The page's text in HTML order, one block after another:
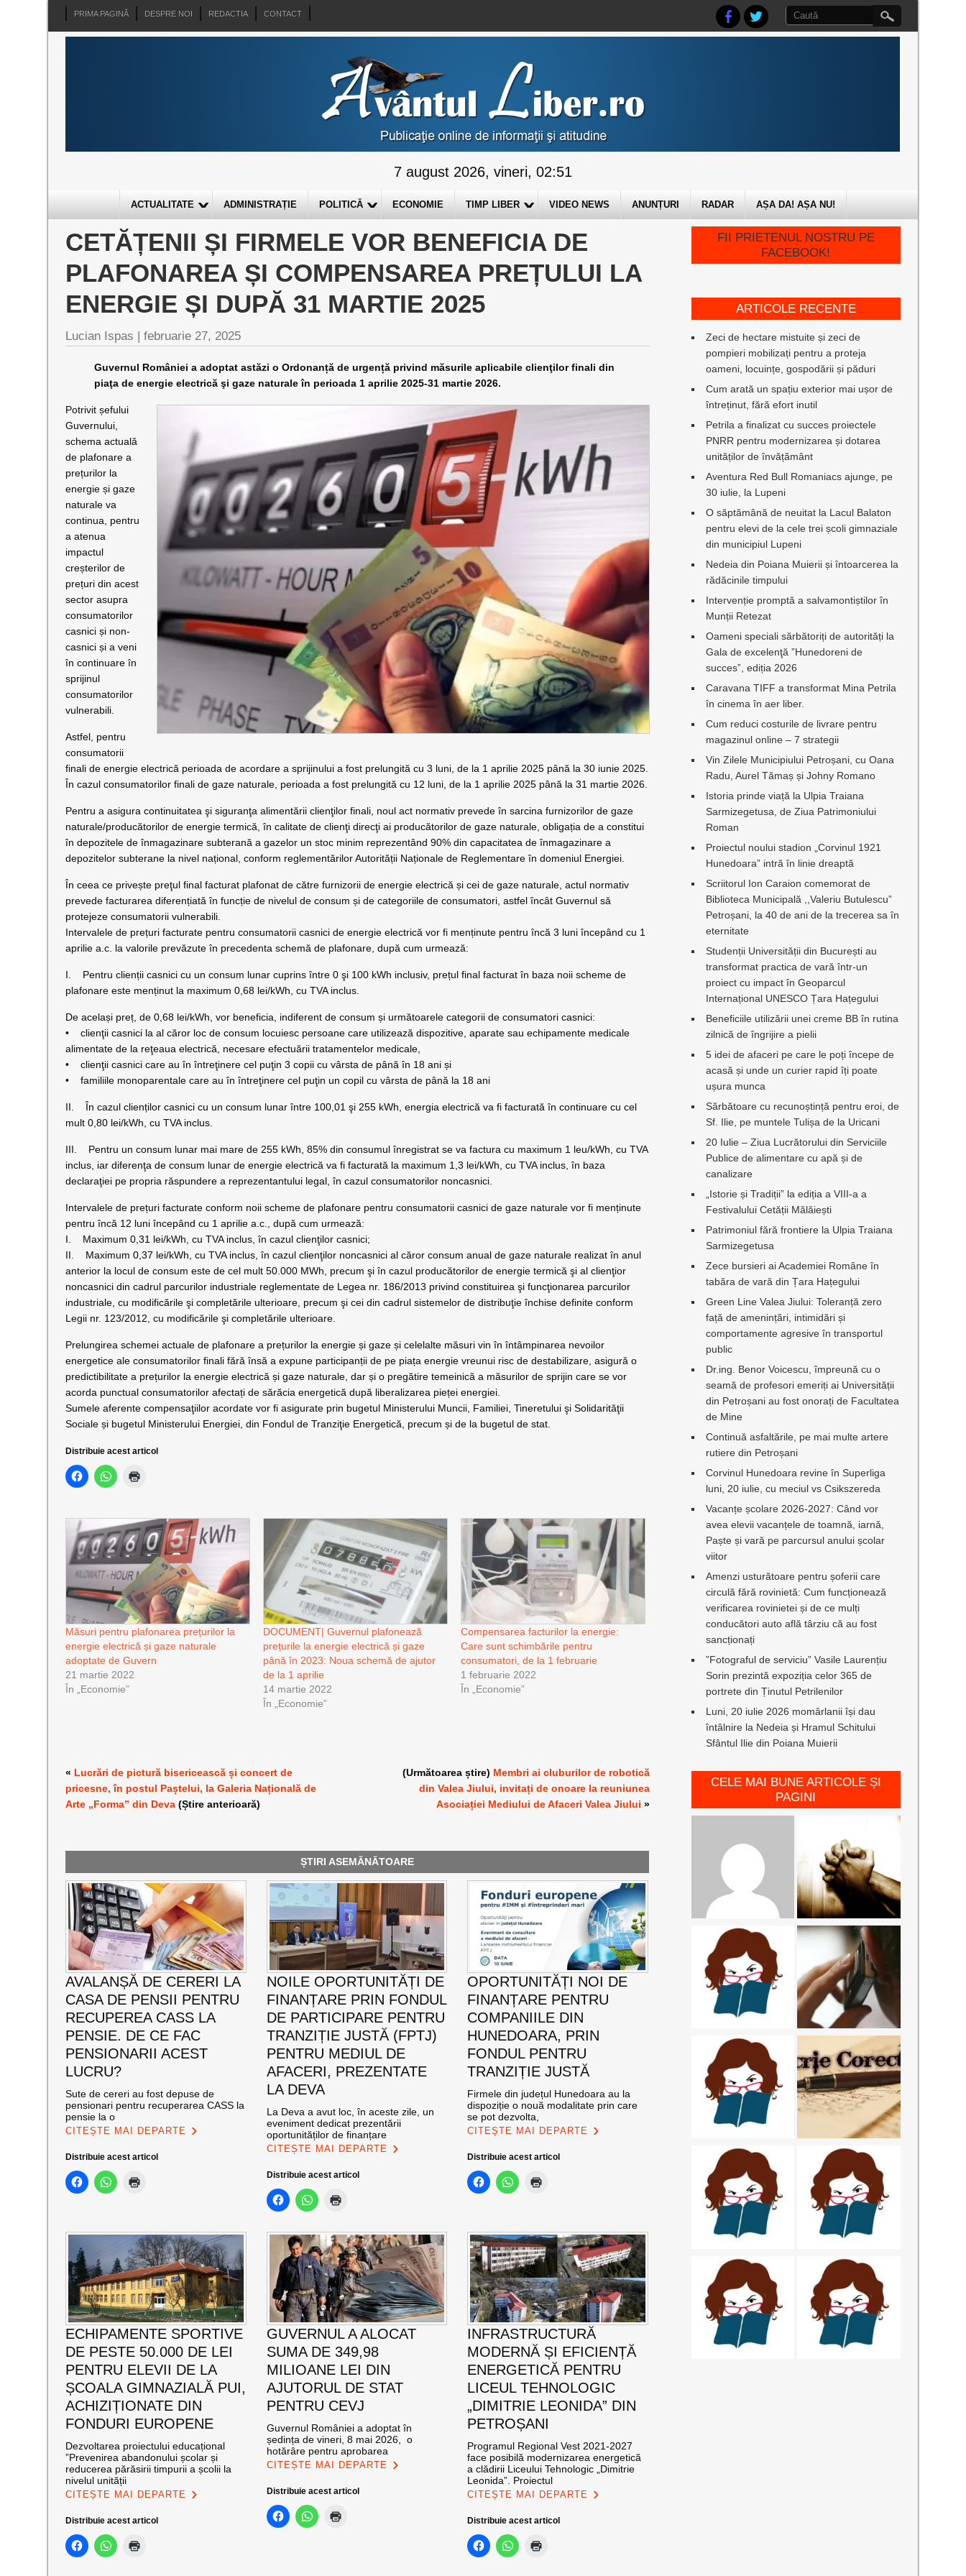
PRIMA PAGINĂ DESPRE NOI REDACTIA CONTACT
7 august 2026, vineri, 02:51
ACTUALITATE ADMINISTRAȚIE POLITICĂ ECONOMIE TIMP LIBER VIDEO NEWS ANUNȚURI RADAR AȘA DA! AȘA NU!
CETĂȚENII ȘI FIRMELE VOR BENEFICIA DE
PLAFONAREA ȘI COMPENSAREA PREȚULUI LA
ENERGIE ȘI DUPĂ 31 MARTIE 2025
Lucian Ispas |februarie 27, 2025
Guvernul României a adoptat astăzi o Ordonanță de urgență privind măsurile aplicabile clienţilor finali din
piaţa de energie electrică şi gaze naturale în perioada 1 aprilie 2025-31 martie 2026.
Potrivit șefului
Guvernului,
schema actuală
de plafonare a
prețurilor la
energie și gaze
naturale va
continua, pentru
a atenua
impactul
creșterilor de
prețuri din acest
sector asupra
consumatorilor
casnici și non-
casnici și a veni
în continuare în
sprijinul
consumatorilor
vulnerabili.
Astfel, pentru
consumatorii
finali de energie electrică perioada de acordare a sprijinului a fost prelungită cu 3 luni, de la 1 aprilie 2025 până la 30 iunie 2025.
În cazul consumatorilor finali de gaze naturale, perioada a fost prelungită cu 12 luni, de la 1 aprilie 2025 până la 31 martie 2026.
Pentru a asigura continuitatea şi siguranţa alimentării clienţilor finali, noul act normativ prevede în sarcina furnizorilor de gaze
naturale/producătorilor de energie termică, în calitate de clienţi direcţi ai producătorilor de gaze naturale, obligația de a constitui
în depozitele de înmagazinare subterană a gazelor un stoc minim reprezentând 90% din capacitatea de înmagazinare a
depozitelor subterane la nivel național, conform reglementărilor Autorității Naționale de Reglementare în domeniul Energiei.
În ceea ce privește preţul final facturat plafonat de către furnizorii de energie electrică și cei de gaze naturale, actul normativ
prevede facturarea diferențiată în funcție de nivelul de consum și de categoriile de consumatori, astfel încât Guvernul să
protejeze consumatorii vulnerabili.
Intervalele de prețuri facturate pentru consumatorii casnici de energie electrică vor fi menținute pentru încă 3 luni începând cu 1
aprilie a.c. la valorile prevăzute în precedenta schemă de plafonare, după cum urmează:
I. Pentru clienții casnici cu un consum lunar cuprins între 0 şi 100 kWh inclusiv, prețul final facturat în baza noii scheme de
plafonare este menținut la maximum 0,68 lei/kWh, cu TVA inclus.
De același preț, de 0,68 lei/kWh, vor beneficia, indiferent de consum și următoarele categorii de consumatori casnici:
• clienţii casnici la al căror loc de consum locuiesc persoane care utilizează dispozitive, aparate sau echipamente medicale
alimentate de la reţeaua electrică, necesare efectuării tratamentelor medicale,
• clienţii casnici care au în întreţinere cel puţin 3 copii cu vârsta de până în 18 ani și
• familiile monoparentale care au în întreţinere cel puţin un copil cu vârsta de până la 18 ani
II. În cazul clienților casnici cu un consum lunar între 100,01 şi 255 kWh, energia electrică va fi facturată în continuare cu cel
mult 0,80 lei/kWh, cu TVA inclus.
III. Pentru un consum lunar mai mare de 255 kWh, 85% din consumul înregistrat se va factura cu maximum 1 leu/kWh, cu TVA
inclus, iar diferenţa de consum lunar de energie electrică va fi facturată la maximum 1,3 lei/kWh, cu TVA inclus, în baza
declaraţiei pe propria răspundere a reprezentantului legal, în cazul consumatorilor noncasnici.
Intervalele de prețuri facturate conform noii scheme de plafonare pentru consumatorii casnici de gaze naturale vor fi menținute
pentru încă 12 luni începând cu 1 aprilie a.c., după cum urmează:
I. Maximum 0,31 lei/kWh, cu TVA inclus, în cazul clienţilor casnici;
II. Maximum 0,37 lei/kWh, cu TVA inclus, în cazul clienţilor noncasnici al căror consum anual de gaze naturale realizat în anul
anterior la locul de consum este de cel mult 50.000 MWh, precum şi în cazul producătorilor de energie termică şi al clienţior
noncasnici din cadrul parcurilor industriale reglementate de Legea nr. 186/2013 privind constituirea şi funcţionarea parcurilor
industriale, cu modificările şi completările ulterioare, precum şi cei din cadrul sistemelor de distribuţie închise definite conform
Legii nr. 123/2012, cu modificările şi completările ulterioare.
Prelungirea schemei actuale de plafonare a prețurilor la energie și gaze și celelalte măsuri vin în întâmpinarea nevoilor
energetice ale consumatorilor finali fără însă a expune participanții de pe piața energie vreunui risc de destabilizare, asigură o
predictibilitate a prețurilor la energie electrică și gaze naturale, dar și o pregătire temeinică a măsurilor de sprijin care se vor
acorda punctual consumatorilor afectați de sărăcia energetică după liberalizarea pieței energiei.
Sumele aferente compensaţiilor acordate vor fi asigurate prin bugetul Ministerului Muncii, Familiei, Tineretului şi Solidarităţii
Sociale și bugetul Ministerului Energiei, din Fondul de Tranziţie Energetică, precum și de la bugetul de stat.
Distribuie acest articol
Măsuri pentru plafonarea prețurilor la
energie electrică și gaze naturale
adoptate de Guvern
21 martie 2022
În „Economie”
DOCUMENT| Guvernul plafonează
prețurile la energie electrică și gaze
până în 2023: Noua schemă de ajutor
de la 1 aprilie
14 martie 2022
În „Economie”
Compensarea facturilor la energie:
Care sunt schimbările pentru
consumatori, de la 1 februarie
1 februarie 2022
În „Economie”
« Lucrări de pictură bisericească și concert de
pricesne, în postul Paștelui, la Galeria Națională de
Arte „Forma” din Deva (Știre anterioară)
(Următoarea știre) Membri ai cluburilor de robotică
din Valea Jiului, invitați de onoare la reuniunea
Asociației Mediului de Afaceri Valea Jiului »
ȘTIRI ASEMĂNĂTOARE
AVALANȘĂ DE CERERI LA
CASA DE PENSII PENTRU
RECUPEREA CASS LA
PENSIE. DE CE FAC
PENSIONARII ACEST
LUCRU?
Sute de cereri au fost depuse de
pensionari pentru recuperarea CASS la
pensie la o
CITEȘTE MAI DEPARTE
Distribuie acest articol
NOILE OPORTUNITĂȚI DE
FINANȚARE PRIN FONDUL
DE PARTICIPARE PENTRU
TRANZIȚIE JUSTĂ (FPTJ)
PENTRU MEDIUL DE
AFACERI, PREZENTATE
LA DEVA
La Deva a avut loc, în aceste zile, un
eveniment dedicat prezentării
oportunităților de finanțare
CITEȘTE MAI DEPARTE
Distribuie acest articol
OPORTUNITĂȚI NOI DE
FINANȚARE PENTRU
COMPANIILE DIN
HUNEDOARA, PRIN
FONDUL PENTRU
TRANZIȚIE JUSTĂ
Firmele din județul Hunedoara au la
dispoziție o nouă modalitate prin care
se pot dezvolta,
CITEȘTE MAI DEPARTE
Distribuie acest articol
ECHIPAMENTE SPORTIVE
DE PESTE 50.000 DE LEI
PENTRU ELEVII DE LA
ȘCOALA GIMNAZIALĂ PUI,
ACHIZIȚIONATE DIN
FONDURI EUROPENE
Dezvoltarea proiectului educațional
”Prevenirea abandonului școlar și
reducerea părăsirii timpurii a școlii la
nivelul unității
CITEȘTE MAI DEPARTE
Distribuie acest articol
GUVERNUL A ALOCAT
SUMA DE 349,98
MILIOANE LEI DIN
AJUTORUL DE STAT
PENTRU CEVJ
Guvernul României a adoptat în
ședința de vineri, 8 mai 2026, o
hotărâre pentru aprobarea
CITEȘTE MAI DEPARTE
Distribuie acest articol
INFRASTRUCTURĂ
MODERNĂ ȘI EFICIENȚĂ
ENERGETICĂ PENTRU
LICEUL TEHNOLOGIC
„DIMITRIE LEONIDA” DIN
PETROȘANI
Programul Regional Vest 2021-2027
face posibilă modernizarea energetică
a clădirii Liceului Tehnologic „Dimitrie
Leonida”. Proiectul
CITEȘTE MAI DEPARTE
Distribuie acest articol
FII PRIETENUL NOSTRU PE
FACEBOOK!
ARTICOLE RECENTE
Zeci de hectare mistuite și zeci de
pompieri mobilizați pentru a proteja
oameni, locuințe, gospodării și păduri
Cum arată un spațiu exterior mai ușor de
întreținut, fără efort inutil
Petrila a finalizat cu succes proiectele
PNRR pentru modernizarea și dotarea
unităților de învățământ
Aventura Red Bull Romaniacs ajunge, pe
30 iulie, la Lupeni
O săptămână de neuitat la Lacul Balaton
pentru elevi de la cele trei școli gimnaziale
din municipiul Lupeni
Nedeia din Poiana Muierii și întoarcerea la
rădăcinile timpului
Intervenție promptă a salvamontiștilor în
Munții Retezat
Oameni speciali sărbătoriți de autorități la
Gala de excelenţă ”Hunedoreni de
succes”, ediția 2026
Caravana TIFF a transformat Mina Petrila
în cinema în aer liber.
Cum reduci costurile de livrare pentru
magazinul online – 7 strategii
Vin Zilele Municipiului Petroșani, cu Oana
Radu, Aurel Tămaș și Johny Romano
Istoria prinde viață la Ulpia Traiana
Sarmizegetusa, de Ziua Patrimoniului
Roman
Proiectul noului stadion „Corvinul 1921
Hunedoara” intră în linie dreaptă
Scriitorul Ion Caraion comemorat de
Biblioteca Municipală ,,Valeriu Butulescu”
Petroșani, la 40 de ani de la trecerea sa în
eternitate
Studenții Universității din București au
transformat practica de vară într-un
proiect cu impact în Geoparcul
Internațional UNESCO Țara Hațegului
Beneficiile utilizării unei creme BB în rutina
zilnică de îngrijire a pielii
5 idei de afaceri pe care le poți începe de
acasă și unde un curier rapid îți poate
ușura munca
Sărbătoare cu recunoștință pentru eroi, de
Sf. Ilie, pe muntele Tulișa de la Uricani
20 Iulie – Ziua Lucrătorului din Serviciile
Publice de alimentare cu apă și de
canalizare
„Istorie și Tradiții” la ediția a VIII-a a
Festivalului Cetății Mălăiești
Patrimoniul fără frontiere la Ulpia Traiana
Sarmizegetusa
Zece bursieri ai Academiei Române în
tabăra de vară din Țara Hațegului
Green Line Valea Jiului: Toleranță zero
față de amenințări, intimidări și
comportamente agresive în transportul
public
Dr.ing. Benor Voicescu, împreună cu o
seamă de profesori emeriți ai Universității
din Petroșani au fost onorați de Facultatea
de Mine
Continuă asfaltările, pe mai multe artere
rutiere din Petroșani
Corvinul Hunedoara revine în Superliga
luni, 20 iulie, cu meciul vs Csikszereda
Vacanțe școlare 2026-2027: Când vor
avea elevii vacanțele de toamnă, iarnă,
Paște și vară pe parcursul anului școlar
viitor
Amenzi usturătoare pentru șoferii care
circulă fără rovinietă: Cum funcționează
verificarea rovinietei și de ce mulți
conducători auto află târziu că au fost
sancționați
”Fotograful de serviciu” Vasile Laurențiu
Sorin prezintă expoziția celor 365 de
portrete din Ținutul Petrilenilor
Luni, 20 iulie 2026 momârlanii își dau
întâlnire la Nedeia și Hramul Schitului
Sfântul Ilie din Poiana Muierii
CELE MAI BUNE ARTICOLE ȘI
PAGINI